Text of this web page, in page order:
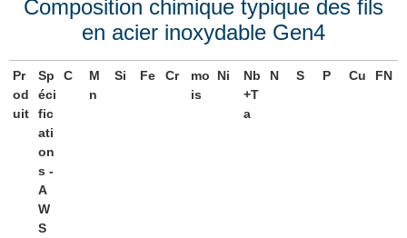
Composition chimique typique des fils
en acier inoxydable Gen4
Pr
od
uit
Sp
éci
fic
ati
on
s -
A
W
S
C
M
n
Si Fe Cr
mo
is
Ni
Nb
+T
a
N S P Cu FN